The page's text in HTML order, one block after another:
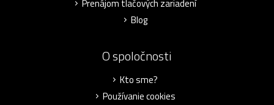
Prenájom tlačových zariadení
Blog
O spoločnosti
Kto sme?
Používanie cookies